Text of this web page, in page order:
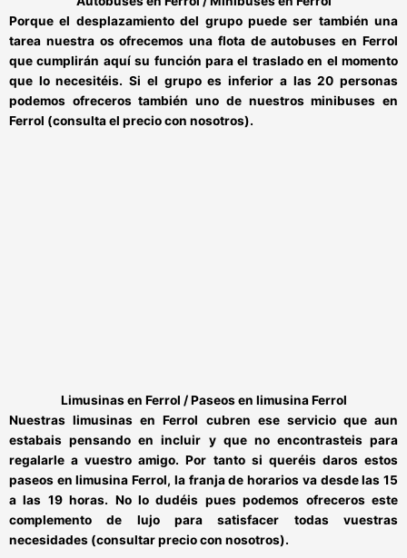
Porque el desplazamiento del grupo puede ser también una
tarea nuestra os ofrecemos una flota deautobuses en Ferrol
que cumplirán aquí su función para el traslado en el momento
que lo necesitéis.Si el grupo es inferior a las 20 personas
podemos ofreceros también uno de nuestrosminibuses en
Ferrol (consulta el precio con nosotros).
Limusinas en Ferrol / Paseos en limusina Ferrol
Nuestras limusinas en Ferrol cubren ese servicio que aun
estabais pensando en incluir y que no encontrasteis para
regalarle a vuestro amigo. Por tanto si queréis daros estos
paseos en limusina Ferrol, la franja de horarios va desde las 15
a las 19 horas. No lo dudéis pues podemos ofreceros este
complemento de lujo para satisfacer todas vuestras
necesidades (consultar precio con nosotros).